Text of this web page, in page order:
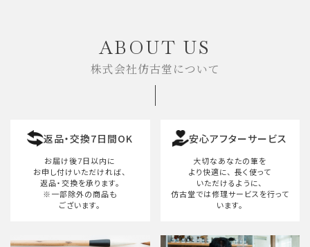
検索する
ABOUT US
株式会社仿古堂について
返品・交換7日間OK
お届け後7日以内に
お申し付けいただければ、
返品・交換を承ります。
※一部除外の商品も
ございます。
安心アフターサービス
大切なあなたの筆を
より快適に、 長く使って
いただけるように、
仿古堂では修理サービスを行って
います。